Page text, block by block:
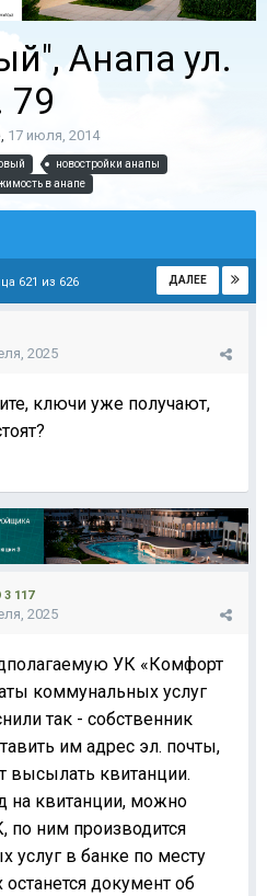
Анапа ул.
79
, 17 июля, 2014
новостройки анапы
в анапе
ДАЛЕЕ
621 из 626
2025
ключи уже получают,
3 117
2025
УК «Комфорт
коммунальных услуг
так - собственник
им адрес эл. почты,
высылать квитанции.
на квитанции, можно
по ним производится
услуг в банке по месту
документ об